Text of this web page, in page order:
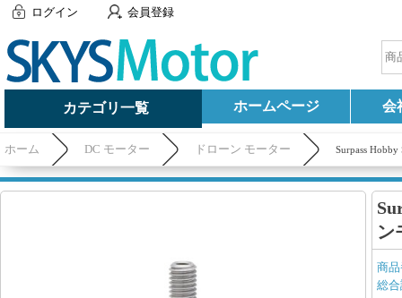
ログイン 会員登録
カテゴリ一覧 ホームページ 会
ホーム DC モーター ドローン モーター Surpass
ン
商
総